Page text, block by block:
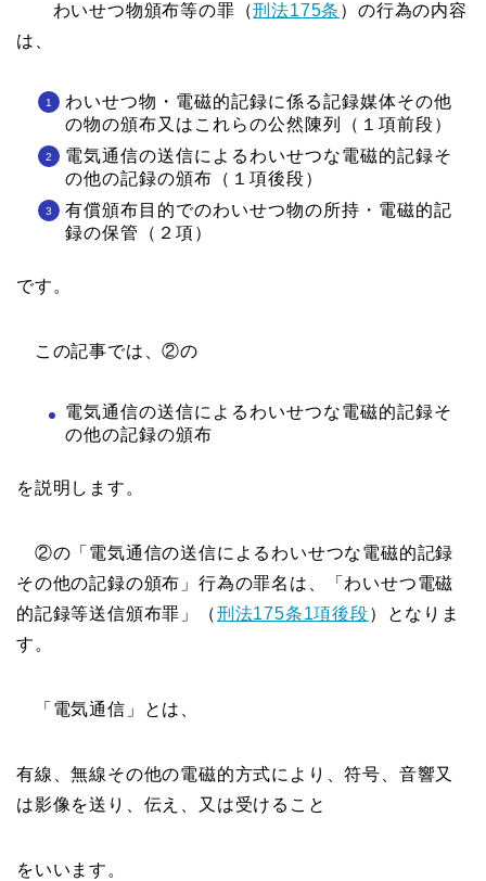
わいせつ物頒布等の罪（刑法175条 ）の行為の内容
は、
わいせつ物・電磁的記録に係る記録媒体その他
の物の頒布又はこれらの公然陳列（１項前段）
電気通信の送信によるわいせつな電磁的記録そ
の他の記録の頒布（１項後段）
有償頒布目的でのわいせつ物の所持・電磁的記
録の保管（２項）
です。
この記事では、②の
電気通信の送信によるわいせつな電磁的記録そ
の他の記録の頒布
を説明します。
②の「電気通信の送信によるわいせつな電磁的記録
その他の記録の頒布」行為の罪名は、「わいせつ電磁
的記録等送信頒布罪」（刑法175条1項後段）となりま
す。
「電気通信」とは、
有線、無線その他の電磁的方式により、符号、音響又
は影像を送り、伝え、又は受けること
をいいます。